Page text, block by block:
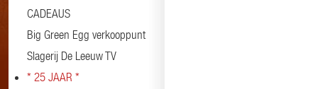
CADEAUS
Big Green Egg verkooppunt
Slagerij De Leeuw TV
* 25 JAAR *